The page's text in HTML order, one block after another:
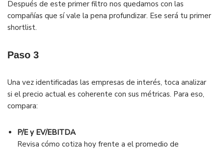
Después de este primer filtro nos quedamos con las
compañías que sí vale la pena profundizar. Ese será tu primer
shortlist.
Paso 3
Una vez identificadas las empresas de interés, toca analizar
si el precio actual es coherente con sus métricas. Para eso,
compara:
P/E y EV/EBITDA
Revisa cómo cotiza hoy frente a el promedio de